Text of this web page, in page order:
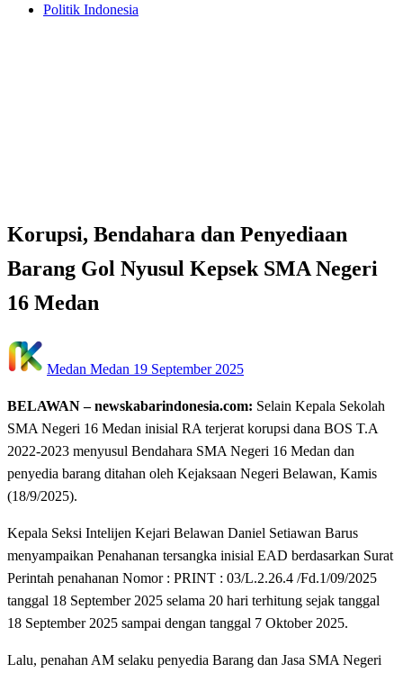
Politik Indonesia
Korupsi, Bendahara dan Penyediaan
Barang Gol Nyusul Kepsek SMA Negeri
16 Medan
Medan Medan on
19 September 2025
BELAWAN –newskabarindonesia.com: Selain Kepala Sekolah
SMA Negeri 16 Medan inisial RA terjerat korupsi dana BOS T.A
2022-2023 menyusul Bendahara SMA Negeri 16 Medan dan
penyedia barang ditahan oleh Kejaksaan Negeri Belawan, Kamis
(18/9/2025).
Kepala Seksi Intelijen Kejari Belawan Daniel Setiawan Barus
menyampaikan Penahanan tersangka inisial EAD berdasarkan Surat
Perintah penahanan Nomor : PRINT : 03/L.2.26.4 /Fd.1/09/2025
tanggal 18 September 2025 selama 20 hari terhitung sejak tanggal
18 September 2025 sampai dengan tanggal 7 Oktober 2025.
Lalu, penahan AM selaku penyedia Barang dan Jasa SMA Negeri